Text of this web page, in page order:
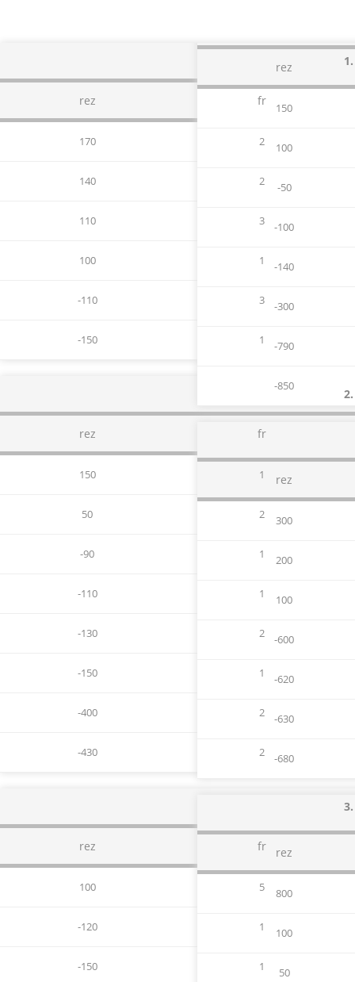
1.
rez fr
170 2
140 2
110 3
100 1
-110 3
-150 1
2.
rez fr
150 1
50 2
-90 1
-110 1
-130 2
-150 1
-400 2
-430 2
3.
rez fr
100 5
-120 1
-150 1
rez
150
100
-50
-100
-140
-300
-790
-850
rez
300
200
100
-600
-620
-630
-680
rez
800
100
50